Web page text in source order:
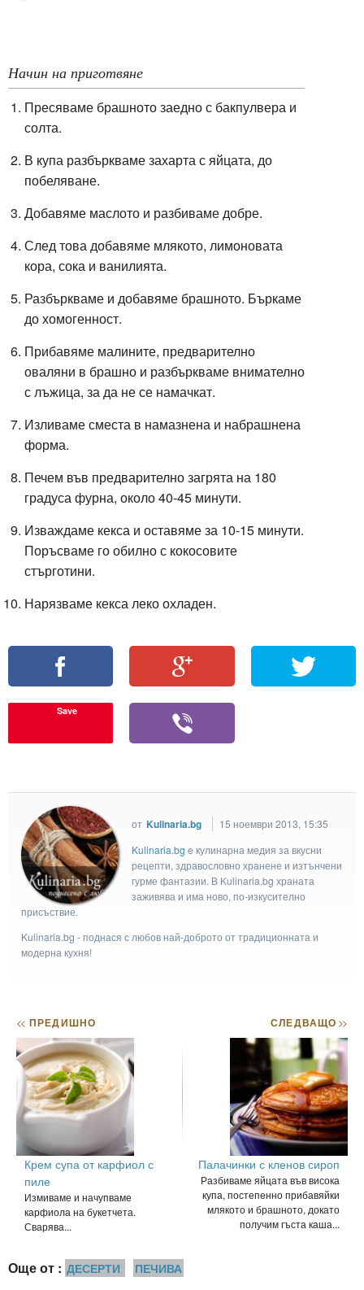
Начин на приготвяне
Пресяваме брашното заедно с бакпулвера и
солта.
В купа разбъркваме захарта с яйцата, до
побеляване.
Добавяме маслото и разбиваме добре.
След това добавяме млякото, лимоновата
кора, сока и ванилията.
Разбъркваме и добавяме брашното. Бъркаме
до хомогенност.
Прибавяме малините, предварително
оваляни в брашно и разбъркваме внимателно
с лъжица, за да не се намачкат.
Изливаме сместа в намазнена и набрашнена
форма.
Печем във предварително загрята на 180
градуса фурна, около 40-45 минути.
Изваждаме кекса и оставяме за 10-15 минути.
Поръсваме го обилно с кокосовите
стърготини.
Нарязваме кекса леко охладен.
Save
от Kulinaria.bg
15 ноември 2013, 15:35
Kulinaria.bg e кулинарна медия за вкусни
рецепти, здравословно хранене и изтънчени
гурме фантазии. В Kulinaria.bg храната
заживява и има ново, по-изкусително
присъствие.
Kulinaria.bg - поднася с любов най-доброто от традиционната и
модерна кухня!
<< ПРЕДИШНО
Крем супа от карфиол с
пиле
Измиваме и начупваме
карфиола на букетчета.
Сварява...
СЛЕДВАЩО>>
Палачинки с кленов сироп
Разбиваме яйцата във висока
купа, постепенно прибавяйки
млякото и брашното, докато
получим гъста каша...
Още от : ДЕСЕРТИ ПЕЧИВА